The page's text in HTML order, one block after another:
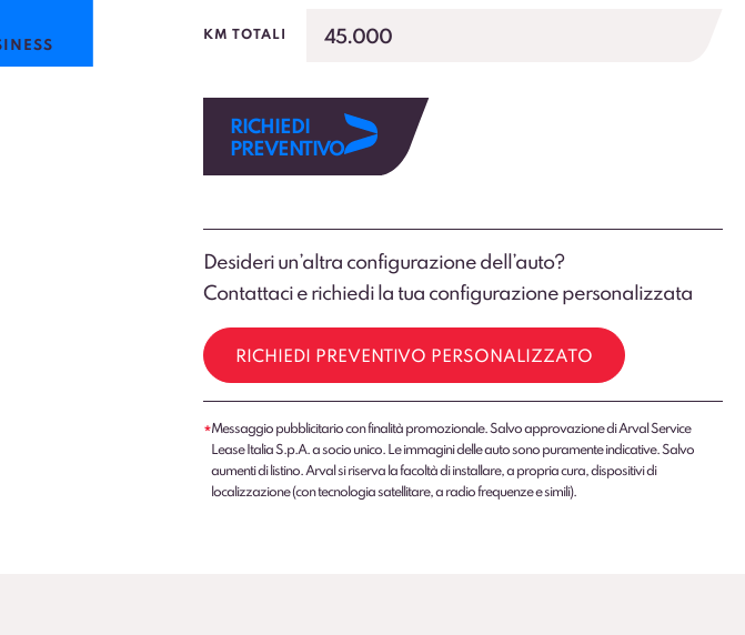
KM TOTALI 45.000
RICHIEDI
PREVENTIVO
Desideri un’altra configurazione dell’auto?
Contattaci e richiedi la tua configurazione personalizzata
RICHIEDI PREVENTIVO PERSONALIZZATO
*Messaggio pubblicitario con finalità promozionale. Salvo approvazione di Arval Service
Lease Italia S.p.A. a socio unico. Le immagini delle auto sono puramente indicative. Salvo
aumenti di listino. Arval si riserva la facoltà di installare, a propria cura, dispositivi di
localizzazione (con tecnologia satellitare, a radio frequenze e simili).